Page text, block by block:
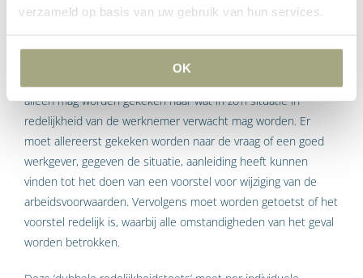
verzameld op basis van uw gebruik van hun services.
OK
Dubbele redelijkheidstoets
De Hoge Raad bepaalde echter in het zogenaamde
alleen mag worden gekeken naar wat in zo’n situatie in
redelijkheid van de werknemer verwacht mag worden. Er
moet allereerst gekeken worden naar de vraag of een goed
werkgever, gegeven de situatie, aanleiding heeft kunnen
vinden tot het doen van een voorstel voor wijziging van de
arbeidsvoorwaarden. Vervolgens moet worden getoetst of het
voorstel redelijk is, waarbij alle omstandigheden van het geval
worden betrokken.